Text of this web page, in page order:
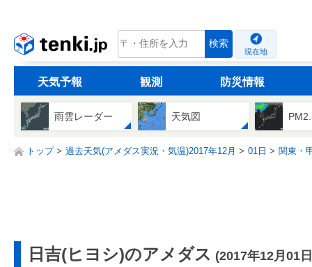
tenki.jp 検索
現在地
天気予報 観測 防災情報
雨雲レーダー 天気図
トップ 過去天気(アメダス実況・気温)2017年12月 01日 関東・
日吉(ヒヨシ)のアメダス (2017年12月01